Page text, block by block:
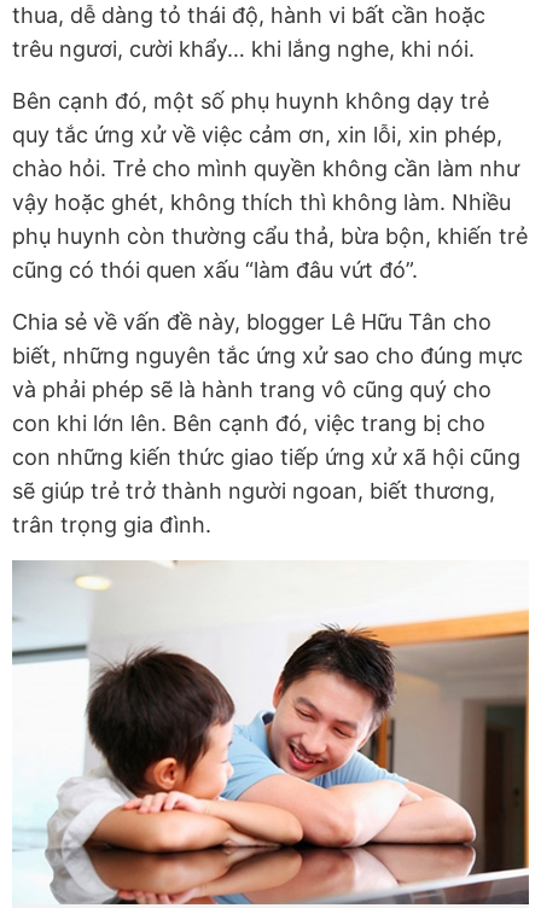
thua, dễ dàng tỏ thái độ, hành vi bất cần hoặc
trêu ngươi, cười khẩy… khi lắng nghe, khi nói.
Bên cạnh đó, một số phụ huynh không dạy trẻ
quy tắc ứng xử về việc cảm ơn, xin lỗi, xin phép,
chào hỏi. Trẻ cho mình quyền không cần làm như
vậy hoặc ghét, không thích thì không làm. Nhiều
phụ huynh còn thường cẩu thả, bừa bộn, khiến trẻ
cũng có thói quen xấu “làm đâu vứt đó”.
Chia sẻ về vấn đề này, blogger Lê Hữu Tân cho
biết, những nguyên tắc ứng xử sao cho đúng mực
và phải phép sẽ là hành trang vô cũng quý cho
con khi lớn lên. Bên cạnh đó, việc trang bị cho
con những kiến thức giao tiếp ứng xử xã hội cũng
sẽ giúp trẻ trở thành người ngoan, biết thương,
trân trọng gia đình.